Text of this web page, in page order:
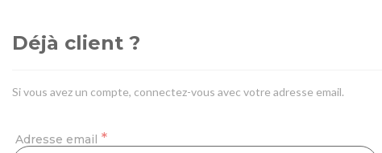
Déjà client ?
Si vous avez un compte, connectez-vous avec votre adresse email.
Adresse email